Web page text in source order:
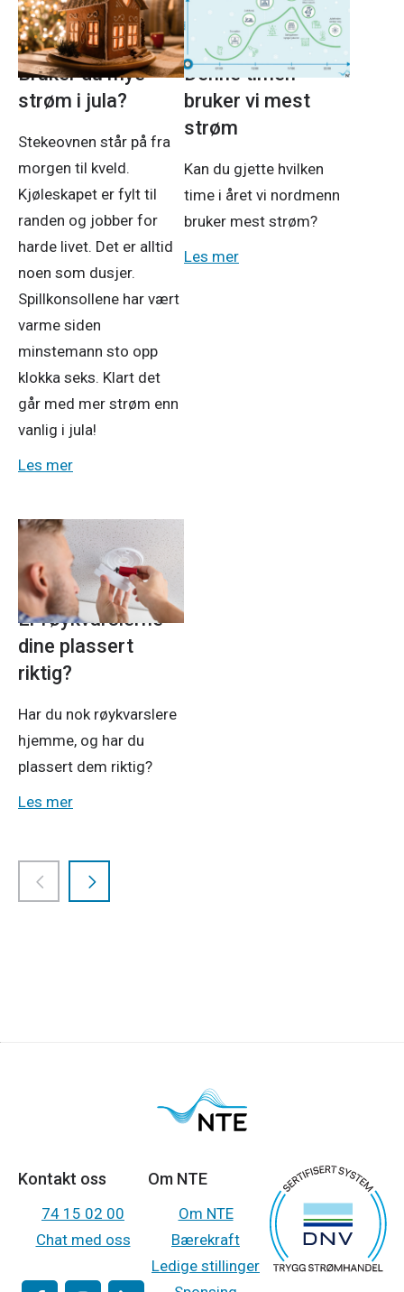
23. nov. 2025
Bruker du mye
strøm i jula?
Stekeovnen står på fra
morgen til kveld.
Kjøleskapet er fylt til
randen og jobber for
harde livet. Det er alltid
noen som dusjer.
Spillkonsollene har vært
varme siden
minstemann sto opp
klokka seks. Klart det
går med mer strøm enn
vanlig i jula!
Les mer
23. nov. 2025
Denne timen
bruker vi mest
strøm
Kan du gjette hvilken
time i året vi nordmenn
bruker mest strøm?
Les mer
Strøm
20. nov. 2025
Er røykvarslerne
dine plassert
riktig?
Har du nok røykvarslere
hjemme, og har du
plassert dem riktig?
Les mer
Kontakt oss
74 15 02 00
Chat med oss
Om NTE
Om NTE
Bærekraft
Ledige stillinger